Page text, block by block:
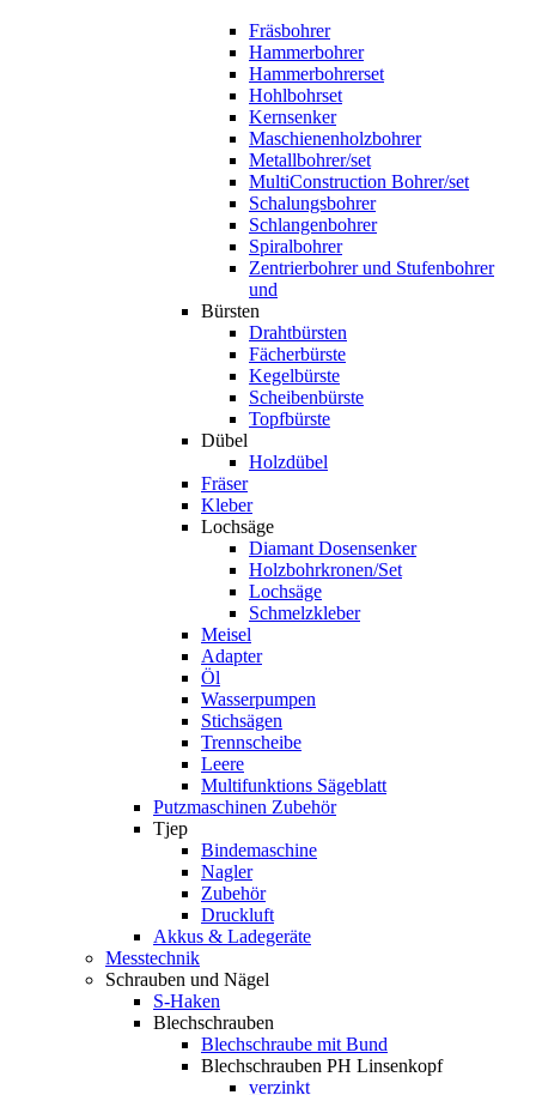
Fräsbohrer
Hammerbohrer
Hammerbohrerset
Hohlbohrset
Kernsenker
Maschienenholzbohrer
Metallbohrer/set
MultiConstruction Bohrer/set
Schalungsbohrer
Schlangenbohrer
Spiralbohrer
Zentrierbohrer und Stufenbohrer
und
Bürsten
Drahtbürsten
Fächerbürste
Kegelbürste
Scheibenbürste
Topfbürste
Dübel
Holzdübel
Fräser
Kleber
Lochsäge
Diamant Dosensenker
Holzbohrkronen/Set
Lochsäge
Schmelzkleber
Meisel
Adapter
Öl
Wasserpumpen
Stichsägen
Trennscheibe
Leere
Multifunktions Sägeblatt
Putzmaschinen Zubehör
Tjep
Bindemaschine
Nagler
Zubehör
Druckluft
Akkus & Ladegeräte
Messtechnik
Schrauben und Nägel
S-Haken
Blechschrauben
Blechschraube mit Bund
Blechschrauben PH Linsenkopf
verzinkt